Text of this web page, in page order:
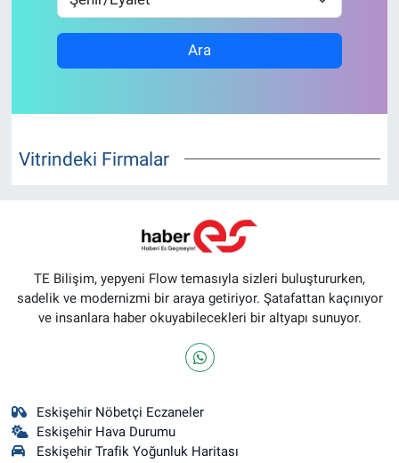
Ara
Vitrindeki Firmalar
TE Bilişim, yepyeni Flow temasıyla sizleri buluştururken,
sadelik ve modernizmi bir araya getiriyor. Şatafattan kaçınıyor
ve insanlara haber okuyabilecekleri bir altyapı sunuyor.
Eskişehir Nöbetçi Eczaneler
Eskişehir Hava Durumu
Eskişehir Trafik Yoğunluk Haritası